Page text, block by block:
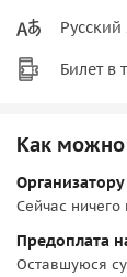
Билет в
Как можно
Сейчас ничего
Предоплата
Оставшуюся